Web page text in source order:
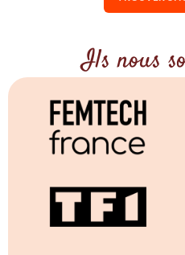
Ils nous